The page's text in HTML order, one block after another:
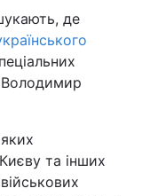
де
Володимир
та інших